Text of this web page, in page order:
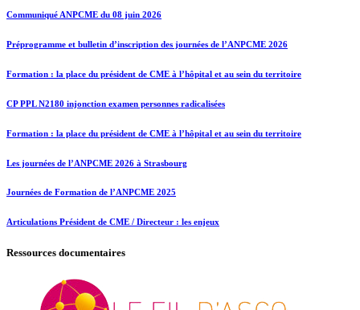
Communiqué ANPCME du 08 juin 2026
Préprogramme et bulletin d’inscription des journées de l’ANPCME 2026
Formation : la place du président de CME à l’hôpital et au sein du territoire
CP PPL N2180 injonction examen personnes radicalisées
Formation : la place du président de CME à l’hôpital et au sein du territoire
Les journées de l’ANPCME 2026 à Strasbourg
Journées de Formation de l’ANPCME 2025
Articulations Président de CME / Directeur : les enjeux
Ressources documentaires